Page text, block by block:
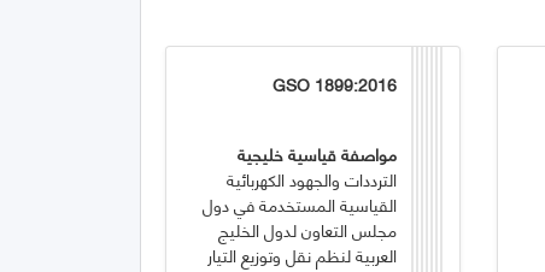
GSO 1899:2016
مواصفة قياسية خليجية
الترددات والجهود الكهربائية
القياسية المستخدمة في دول
مجلس التعاون لدول الخليج
العربية لنظم نقل وتوزيع التيار